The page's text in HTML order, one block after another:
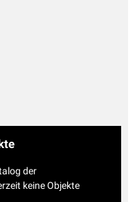
der
keine Objekte